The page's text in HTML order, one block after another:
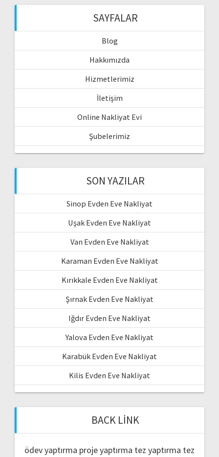
SAYFALAR
Blog
Hakkımızda
Hizmetlerimiz
İletişim
Online Nakliyat Evi
Şubelerimiz
SON YAZILAR
Sinop Evden Eve Nakliyat
Uşak Evden Eve Nakliyat
Van Evden Eve Nakliyat
Karaman Evden Eve Nakliyat
Kırıkkale Evden Eve Nakliyat
Şırnak Evden Eve Nakliyat
Iğdır Evden Eve Nakliyat
Yalova Evden Eve Nakliyat
Karabük Evden Eve Nakliyat
Kilis Evden Eve Nakliyat
BACK LINK
ödev yaptırma proje yaptırma tez yaptırma tez